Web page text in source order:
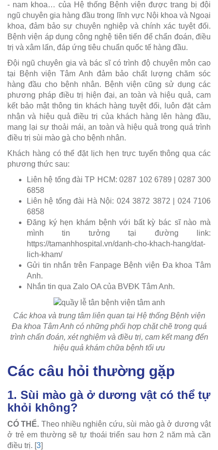
- nam khoa… của Hệ thống Bệnh viện được trang bị đội
ngũ chuyên gia hàng đầu trong lĩnh vực Nội khoa và Ngoại
khoa, đảm bảo sự chuyên nghiệp và chính xác tuyệt đối.
Bệnh viện áp dụng công nghệ tiên tiến để chẩn đoán, điều
trị và xâm lấn, đáp ứng tiêu chuẩn quốc tế hàng đầu.
Đội ngũ chuyên gia và bác sĩ có trình độ chuyên môn cao
tại Bệnh viện Tâm Anh đảm bảo chất lượng chăm sóc
hàng đầu cho bệnh nhân. Bệnh viện cũng sử dụng các
phương pháp điều trị hiện đại, an toàn và hiệu quả, cam
kết bảo mật thông tin khách hàng tuyệt đối, luôn đặt cảm
nhận và hiệu quả điều trị của khách hàng lên hàng đầu,
mang lại sự thoải mái, an toàn và hiệu quả trong quá trình
điều trị sùi mào gà cho bệnh nhân.
Khách hàng có thể đặt lịch hẹn trực tuyến thông qua các
phương thức sau:
Liên hệ tổng đài TP HCM: 0287 102 6789 | 0287 300
6858
Liên hệ tổng đài Hà Nội: 024 3872 3872 | 024 7106
6858
Đăng ký hẹn khám bệnh với bất kỳ bác sĩ nào mà
mình tin tưởng tại đường link:
https://tamanhhospital.vn/danh-cho-khach-hang/dat-
lich-kham/
Gửi tin nhắn trên Fanpage Bệnh viện Đa khoa Tâm
Anh.
Nhắn tin qua Zalo OA của BVĐK Tâm Anh.
Các khoa và trung tâm liên quan tại Hệ thống Bệnh viện
Đa khoa Tâm Anh có những phối hợp chặt chẽ trong quá
trình chẩn đoán, xét nghiệm và điều trị, cam kết mang đến
hiệu quả khám chữa bệnh tối ưu
Các câu hỏi thường gặp
1. Sùi mào gà ở dương vật có thể tự
khỏi không?
CÓ THỂ. Theo nhiều nghiên cứu, sùi mào gà ở dương vật
ở trẻ em thường sẽ tự thoái triển sau hơn 2 năm mà cần
điều trị. [3]